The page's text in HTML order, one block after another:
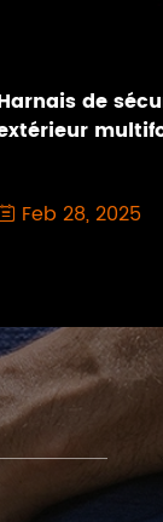
de
Feb 28, 2025